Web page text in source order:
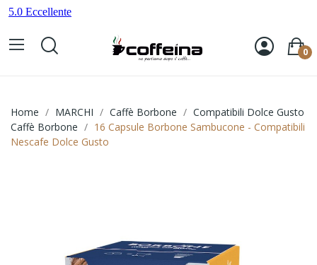
0
Home MARCHI Caffè Borbone
Compatibili Dolce Gusto
Caffè Borbone
16 Capsule Borbone Sambucone - Compatibili
Nescafe Dolce Gusto